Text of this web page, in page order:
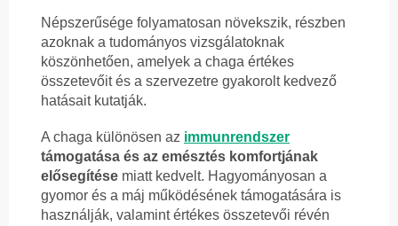
Népszerűsége folyamatosan növekszik, részben
azoknak a tudományos vizsgálatoknak
köszönhetően, amelyek a chaga értékes
összetevőit és a szervezetre gyakorolt kedvező
hatásait kutatják.
A chaga különösen az immunrendszer
támogatása és az emésztés komfortjának
elősegítése miatt kedvelt. Hagyományosan a
gyomor és a máj működésének támogatására is
használják, valamint értékes összetevői révén